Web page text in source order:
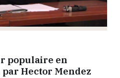
populaire en
Hector Mendez